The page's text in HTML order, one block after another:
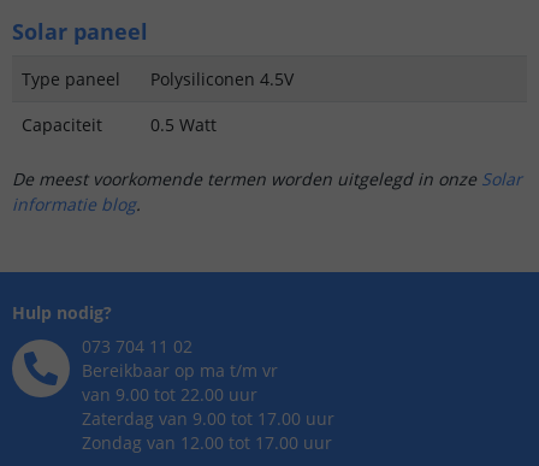
Solar paneel
Type paneel
Polysiliconen 4.5V
Capaciteit
0.5 Watt
De meest voorkomende termen worden uitgelegd in onze Solar
informatie blog.
Hulp nodig?
073 704 11 02
Bereikbaar op ma t/m vr
van 9.00 tot 22.00 uur
Zaterdag van 9.00 tot 17.00 uur
Zondag van 12.00 tot 17.00 uur